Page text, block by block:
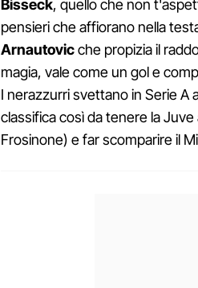
Bisseck, quello che non
pensieri che affiorano nella
Arnautovicche propizia il
magia, vale come un gol e
I nerazzurri svettano in Serie A
classifica così da tenere la
Frosinone) e far scomparire il